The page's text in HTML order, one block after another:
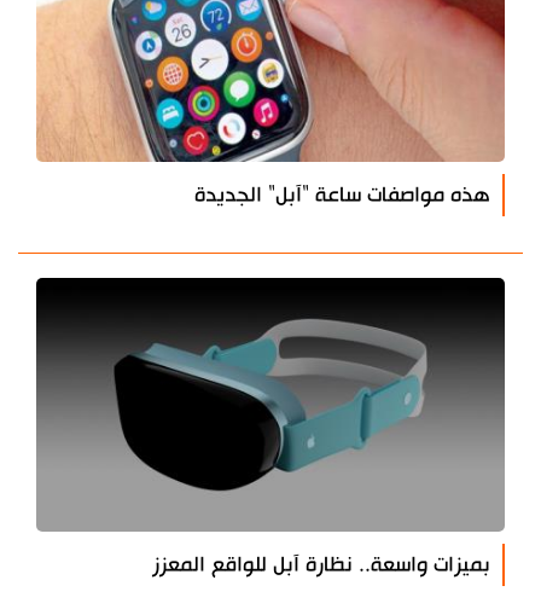
هذه مواصفات ساعة "آبل" الجديدة
بميزات واسعة.. نظارة آبل للواقع المعزز